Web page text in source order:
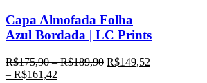
Capa Almofada Folha
Azul Bordada | LC Prints
R$175,90–R$189,90 R$149,52
– R$161,42